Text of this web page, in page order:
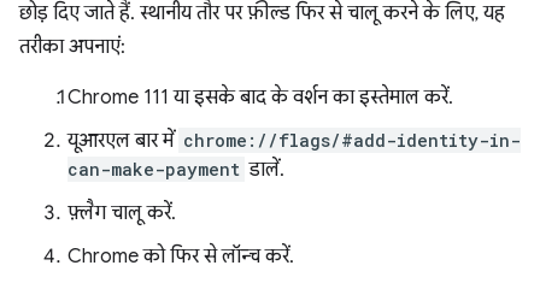
छोड़ दिए जाते हैं. स्थानीय तौर पर फ़ील्ड फिर से चालू करने के लिए, यह
तरीका अपनाएं:
Chrome 111 या इसके बाद के वर्शन का इस्तेमाल करें.
यूआरएल बार में chrome://flags/#add-identity-in-
can-make-payment डालें.
फ़्लैग चालू करें.
Chrome को फिर से लॉन्च करें.